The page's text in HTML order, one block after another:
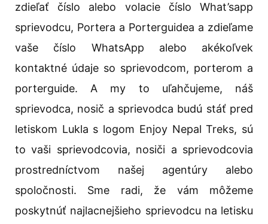
zdieľať číslo alebo volacie číslo What’sapp
sprievodcu, Portera a Porterguidea a zdieľame
vaše číslo WhatsApp alebo akékoľvek
kontaktné údaje so sprievodcom, porterom a
porterguide. A my to uľahčujeme, náš
sprievodca, nosič a sprievodca budú stáť pred
letiskom Lukla s logom Enjoy Nepal Treks, sú
to vaši sprievodcovia, nosiči a sprievodcovia
prostredníctvom našej agentúry alebo
spoločnosti. Sme radi, že vám môžeme
poskytnúť najlacnejšieho sprievodcu na letisku